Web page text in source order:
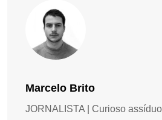
Marcelo Brito
JORNALISTA | Curioso